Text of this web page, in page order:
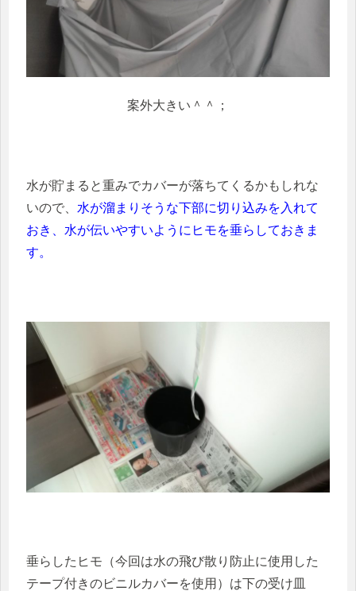
案外大きい＾＾；
水が貯まると重みでカバーが落ちてくるかもしれな
いので、 水が溜まりそうな下部に切り込みを入れて
おき、水が伝いやすいようにヒモを垂らしておきま
す。
垂らしたヒモ（今回は水の飛び散り防止に使用した
テープ付きのビニルカバーを使用）は下の受け皿